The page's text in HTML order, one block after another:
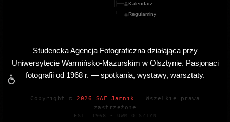
├──
Kalendarz
└──
Regulaminy
Studencka Agencja Fotograficzna działająca przy
Uniwersytecie Warmińsko‑Mazurskim w Olsztynie. Pasjonaci
fotografii od 1968 r. — spotkania, wystawy, warsztaty.
Copyright © 2026 SAF Jamnik — Wszelkie prawa
zastrzeżone
EST. 1968 • UWM OLSZTYN
Dostępność